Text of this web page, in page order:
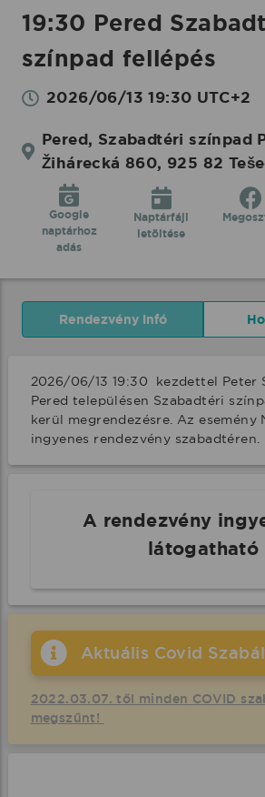
19:30 Pered
színpad fellépés
2026/06/13 19:30 UTC+2
Pered, Szabadtéri színpad
Žihárecká 860, 925 82
Google
naptárhoz
adás
Naptárfájl
letöltése
Rendezvény infó
2026/06/13 19:30  kezdettel Peter
Pered településen Szabadtéri
kerül megrendezésre. Az esemény
ingyenes rendezvény szabadtéren.
A rendezvény
látogatható
Aktuális Covid
2022.03.07. től minden COVID
megszűnt!